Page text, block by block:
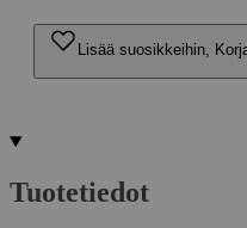
Lisää suosikkeihin,
Tuotetiedot